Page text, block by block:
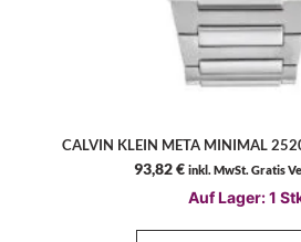
CALVIN KLEIN META MINIMAL
93,82€ inkl. MwSt. Gratis
Auf Lager: 1